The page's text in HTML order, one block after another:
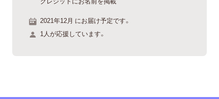
2021年12月 にお届け予定です。
1人が応援しています。